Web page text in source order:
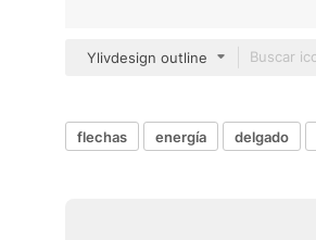
Ylivdesign outline
flechas energía delgado